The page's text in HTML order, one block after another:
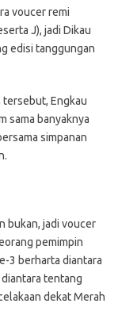
voucer remi
J), jadi Dikau
edisi tanggungan
tersebut, Engkau
sama banyaknya
simpanan
bukan, jadi voucer
pemimpin
3 berharta diantara
tentang
dekat Merah